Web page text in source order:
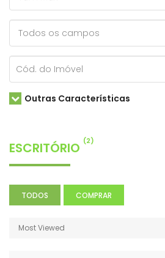
Outras Características
ESCRITÓRIO (2)
TODOS COMPRAR
Most Viewed